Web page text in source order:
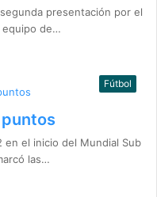
presentación por el
equipo de…
Fútbol
en el inicio del Mundial Sub
las…